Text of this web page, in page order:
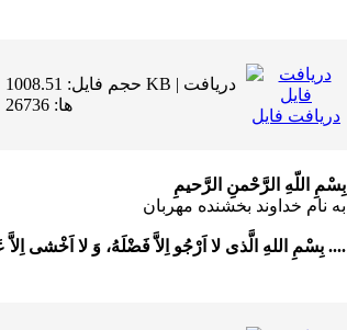
حجم فایل: 1008.51 KB | دریافت
ها: 26736
دریافت فایل
بِسْمِ اللّهِ الرَّحْمنِ الرَّحیمِ
به نام خداوند بخشنده مهربان
بِسْمِ اللهِ الَّذى لا اَرْجُو اِلاَّ فَضْلَهُ، وَ لا اَخْشى اِلاَّ عَدْلَهُ، وَ لا اَعْتَمِدُ ....